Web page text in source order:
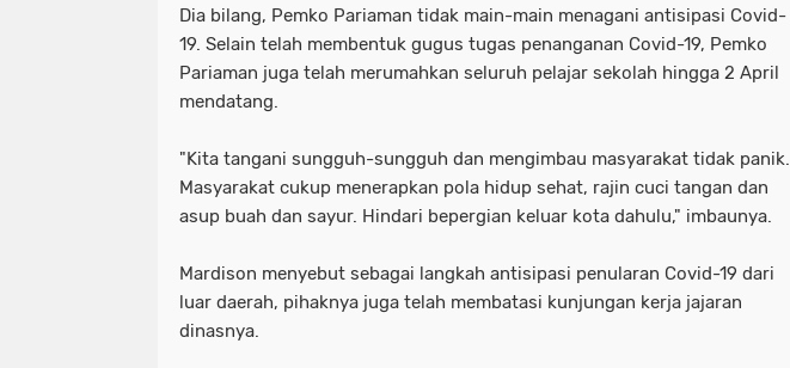
Dia bilang, Pemko Pariaman tidak main-main menagani antisipasi Covid-
19. Selain telah membentuk gugus tugas penanganan Covid-19, Pemko
Pariaman juga telah merumahkan seluruh pelajar sekolah hingga 2 April
mendatang.
"Kita tangani sungguh-sungguh dan mengimbau masyarakat tidak panik.
Masyarakat cukup menerapkan pola hidup sehat, rajin cuci tangan dan
asup buah dan sayur. Hindari bepergian keluar kota dahulu," imbaunya.
Mardison menyebut sebagai langkah antisipasi penularan Covid-19 dari
luar daerah, pihaknya juga telah membatasi kunjungan kerja jajaran
dinasnya.